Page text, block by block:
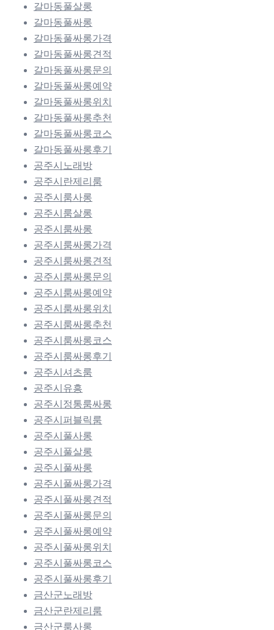
갈마동풀살롱
갈마동풀싸롱
갈마동풀싸롱가격
갈마동풀싸롱견적
갈마동풀싸롱문의
갈마동풀싸롱예약
갈마동풀싸롱위치
갈마동풀싸롱추천
갈마동풀싸롱코스
갈마동풀싸롱후기
공주시노래방
공주시란제리룸
공주시룸사롱
공주시룸살롱
공주시룸싸롱
공주시룸싸롱가격
공주시룸싸롱견적
공주시룸싸롱문의
공주시룸싸롱예약
공주시룸싸롱위치
공주시룸싸롱추천
공주시룸싸롱코스
공주시룸싸롱후기
공주시셔츠룸
공주시유흥
공주시정통룸싸롱
공주시퍼블릭룸
공주시풀사롱
공주시풀살롱
공주시풀싸롱
공주시풀싸롱가격
공주시풀싸롱견적
공주시풀싸롱문의
공주시풀싸롱예약
공주시풀싸롱위치
공주시풀싸롱코스
공주시풀싸롱후기
금산군노래방
금산군란제리룸
금산군룸사롱